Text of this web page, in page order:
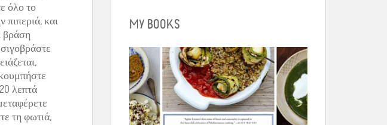
όλο το
και
βράση
λεπτά
τη φωτιά,
MY BOOKS